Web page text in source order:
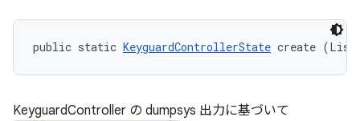
public static KeyguardControllerState create
KeyguardController の dumpsys 出力に基づいて